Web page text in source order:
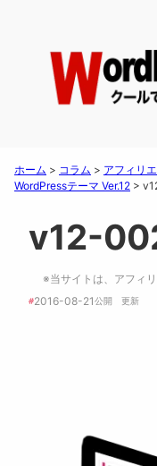
ホーム > コラム > アフィリ
WordPressテーマ Ver.12 >
v12-
※当サイトは、アフィ
#2016-08-21公開 更新